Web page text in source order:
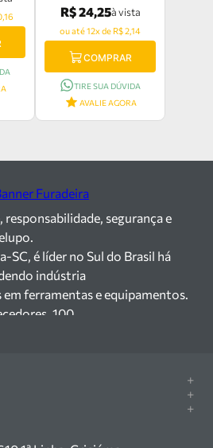
R$ 24,25à vista
ou até 12x de R$ 2,14
COMPRAR
TIRE SUA DÚVIDA
AVALIE AGORA
segurança e
SC, é líder no Sul do Brasil há
indústria
ferramentas e equipamentos.
100
no Sul do Brasil. Com sede em
os
+
+
+